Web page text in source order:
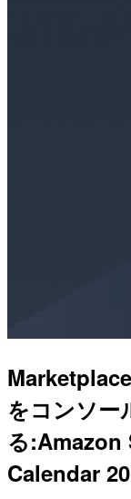
をコンソー
る:Amazon
Calendar